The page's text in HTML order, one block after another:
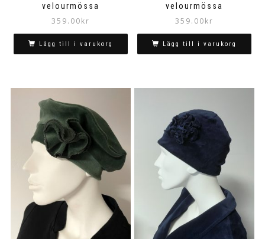
velourmössa
359.00kr
Lägg till i varukorg
velourmössa
359.00kr
Lägg till i varukorg